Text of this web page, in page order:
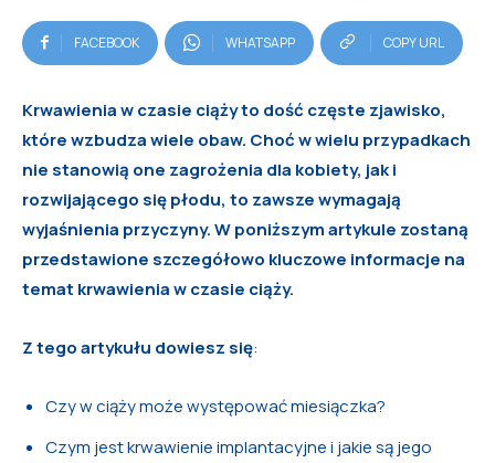
FACEBOOK WHATSAPP COPY URL
Krwawienia w czasie ciąży to dość częste zjawisko,
które wzbudza wiele obaw. Choć w wielu przypadkach
nie stanowią one zagrożenia dla kobiety, jak i
rozwijającego się płodu, to zawsze wymagają
wyjaśnienia przyczyny. W poniższym artykule zostaną
przedstawione szczegółowo kluczowe informacje na
temat krwawienia w czasie ciąży.
Z tego artykułu dowiesz się:
Czy w ciąży może występować miesiączka?
Czym jest krwawienie implantacyjne i jakie są jego